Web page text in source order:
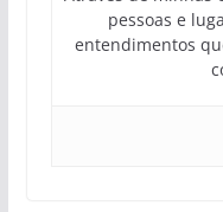
pessoas e
entendimentos